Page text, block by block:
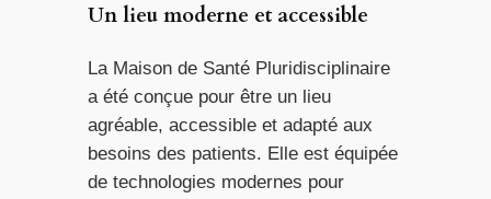
Un lieu moderne et accessible
La Maison de Santé Pluridisciplinaire
a été conçue pour être un lieu
agréable, accessible et adapté aux
besoins des patients. Elle est équipée
de technologies modernes pour